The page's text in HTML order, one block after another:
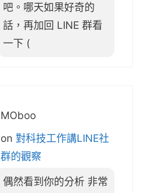
吧。哪天如果好奇的
話，再加回 LINE 群看
一下 (
MOboo
on 對科技工作講LINE社
群的觀察
偶然看到你的分析 非常